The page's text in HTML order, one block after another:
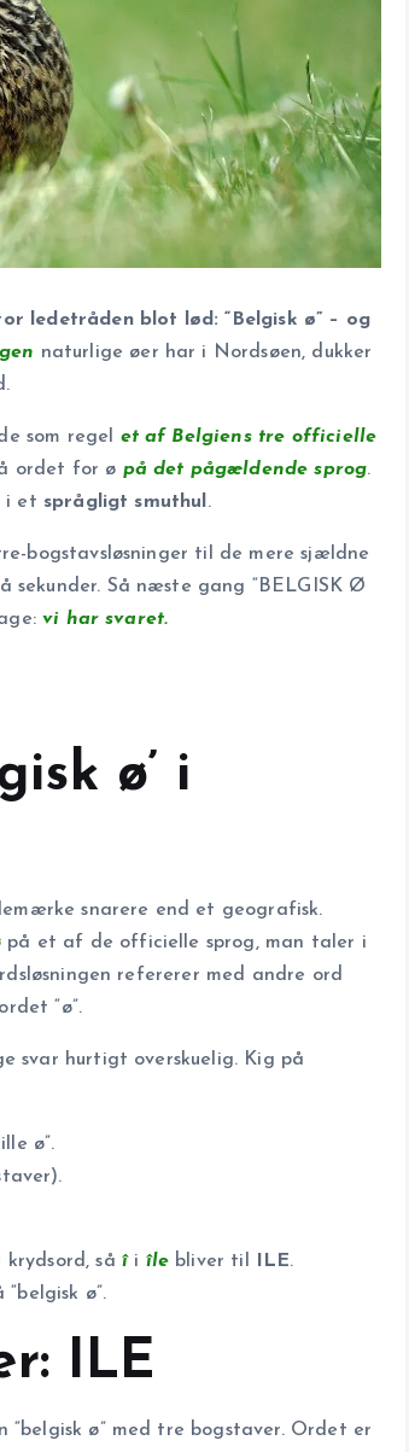
ledetråden blot lød: “Belgisk ø” – og
naturlige øer har i Nordsøen, dukker
som regel et af Belgiens tre officielle
ordet for ø på det pågældende sprog.
i et språgligt smuthul .
bogstavsløsninger til de mere sjældne
Så næste gang “BELGISK Ø
vi har svaret.
ø’ i
snarere end et geografisk.
på et af de officielle sprog, man taler i
refererer med andre ord
“ø”.
svar hurtigt overskuelig. Kig på
ø”.
så îi îlebliver til ILE.
ø”.
ILE
ø” med tre bogstaver. Ordet er